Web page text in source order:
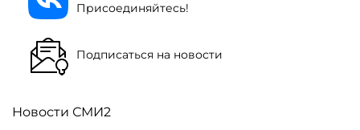
Присоединяйтесь!
Подписаться на новости
Новости СМИ2